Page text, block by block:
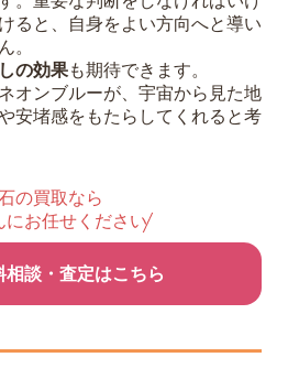
ると、自身をよい方向へと導い
。
の効果も期待できます。
オンブルーが、宇宙から見た地
安堵感をもたらしてくれると考
の買取なら
にお任せください
相談・査定はこちら